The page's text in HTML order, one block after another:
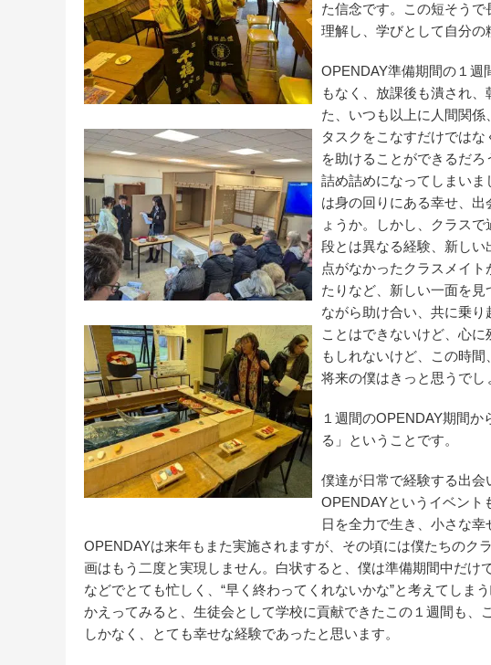
た信念です。この短そう
理解し、学びとして自分の
OPENDAY準備期間の１週
もなく、放課後も潰され
た、いつも以上に人間関
タスクをこなすだけでは
を助けることができるだ
詰め詰めになってしまい
は身の回りにある幸せ、
ょうか。しかし、クラス
段とは異なる経験、新し
点がなかったクラスメイ
たりなど、新しい一面を
ながら助け合い、共に乗
ことはできないけど、心
もしれないけど、この時
将来の僕はきっと思うでし
１週間のOPENDAY期間
る」ということです。
僕達が日常で経験する出
OPENDAYというイベント
日を全力で生き、小さな幸
OPENDAYは来年もまた実施されますが、その頃には僕たちのク
画はもう二度と実現しません。白状すると、僕は準備期間中だ
などでとても忙しく、“早く終わってくれないかな”と考えてしま
かえってみると、生徒会として学校に貢献できたこの１週間も
しかなく、とても幸せな経験であったと思います。